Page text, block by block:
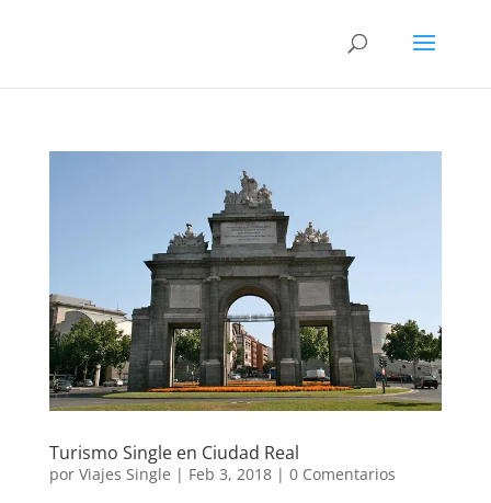
Turismo Single en Ciudad Real
por Viajes Single | Feb 3, 2018| 0 Comentarios